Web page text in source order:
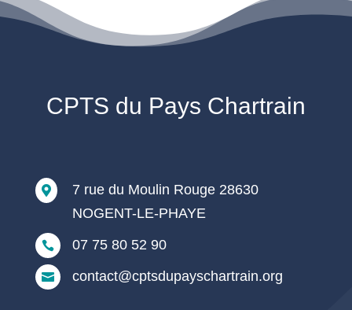
CPTS du Pays Chartrain

7 rue du Moulin Rouge 28630
NOGENT-LE-PHAYE
 07 75 80 52 90
 contact@cptsdupayschartrain.org